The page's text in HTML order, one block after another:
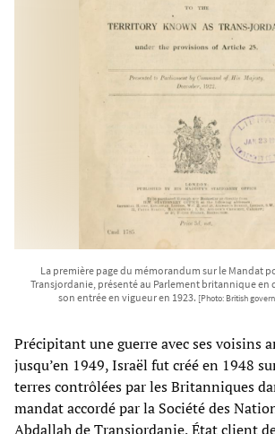
La première page du mémorandum sur le Mandat
Transjordanie, présenté au Parlement britannique en
son entrée en vigueur en 1923. [Photo: British
Précipitant une guerre avec ses voisins
jusqu’en 1949, Israël fut créé en 1948
terres contrôlées par les Britanniques
mandat accordé par la Société des
Abdallah de Transjordanie, État client